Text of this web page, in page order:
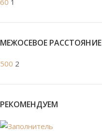
60 1
МЕЖОСЕВОЕ РАССТОЯНИЕ
500 2
РЕКОМЕНДУЕМ